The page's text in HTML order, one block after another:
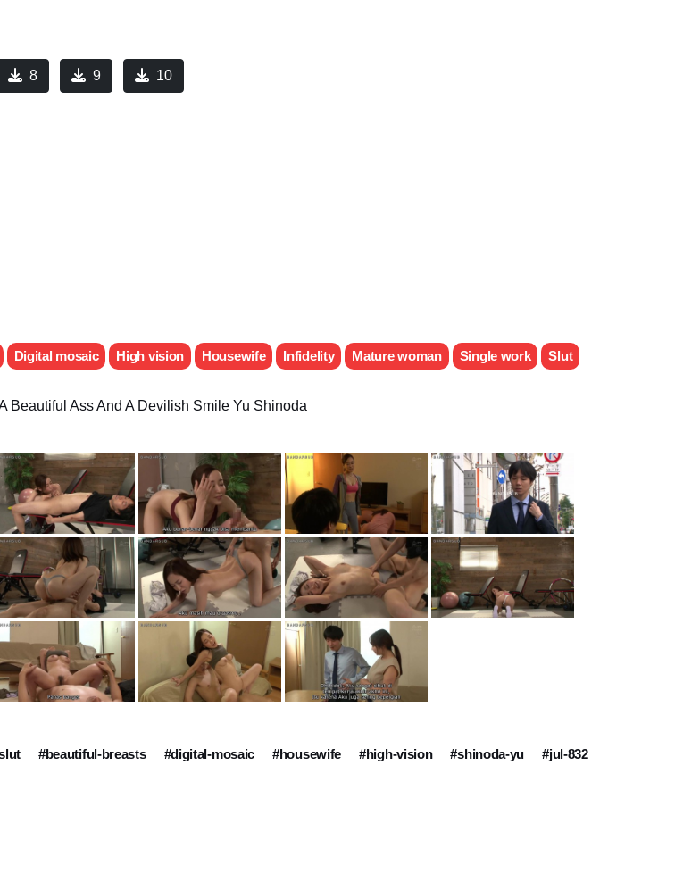
8 9 10
Digital mosaic High vision Housewife Infidelity Mature woman Single work Slut
Beautiful Ass And A Devilish Smile Yu Shinoda
#beautiful-breasts #digital-mosaic #housewife #high-vision #shinoda-yu
#jul-832